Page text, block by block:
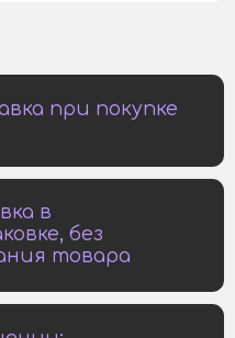
при покупке
в
без
товара